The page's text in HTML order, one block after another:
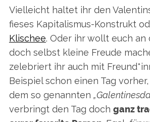
Vielleicht haltet ihr den
fieses Kapitalismus-Konstrukt
Klischee. Oder ihr wollt euch an
doch selbst kleine Freude
zelebriert ihr auch mit
Beispiel schon einen Tag vorher,
dem so genannten
verbringt den Tag doch ganz